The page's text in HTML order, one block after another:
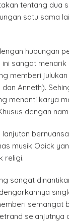
tentang dua
satu sama
hubungan
sangat menarik
memberi julukan
Anneth).
menanti karya
dengan
lanjutan
musik Opick
religi.
sangat
semangat
selanjutnya